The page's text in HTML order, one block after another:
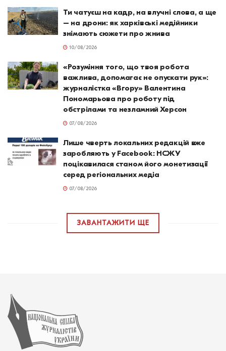
Ти чатуєш на кадр, на влучні слова, а ще
– на дрони: як харківські медійники
знімають сюжети про жнива
10/08/2026
«Розуміння того, що твоя робота
важлива, допомагає не опускати рук»:
журналістка «Вгору» Валентина
Пономарьова про роботу під
обстрілами та незламний Херсон
07/08/2026
Лише чверть локальних редакцій вже
заробляють у Facebook: НСЖУ
поцікавилася станом його монетизації
серед регіональних медіа
07/08/2026
ЗАВАНТАЖИТИ ЩЕ